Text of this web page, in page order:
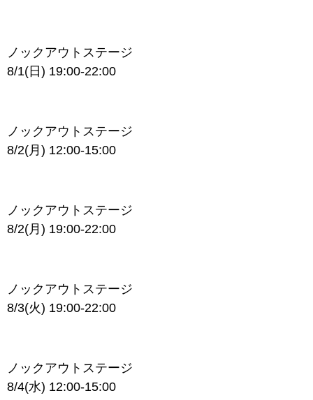
ノックアウトステージ
8/1(日) 19:00-22:00
ノックアウトステージ
8/2(月) 12:00-15:00
ノックアウトステージ
8/2(月) 19:00-22:00
ノックアウトステージ
8/3(火) 19:00-22:00
ノックアウトステージ
8/4(水) 12:00-15:00